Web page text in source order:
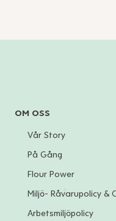
OM OSS
Vår Story
På Gång
Flour Power
Miljö- Råvarupolicy &
Arbetsmiljöpolicy